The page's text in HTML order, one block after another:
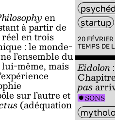
en
à partir de
en trois
: le monde-
l’ensemble du
même, mais
sur l’autre et
(adéquation
startup
20
TEMPS DE
Eidolon
pas
SONS